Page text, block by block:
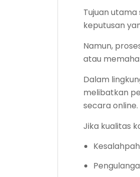
Tujuan
keputusan
Namun,
atau
Dalam
melibatkan
secara online.
Jika kualitas